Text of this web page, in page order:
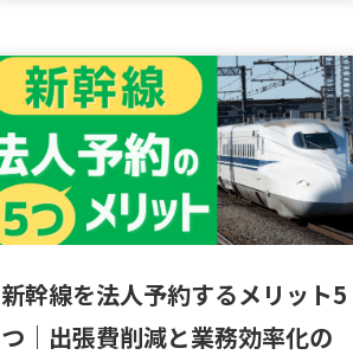
新幹線を法人予約するメリット5
つ｜出張費削減と業務効率化の